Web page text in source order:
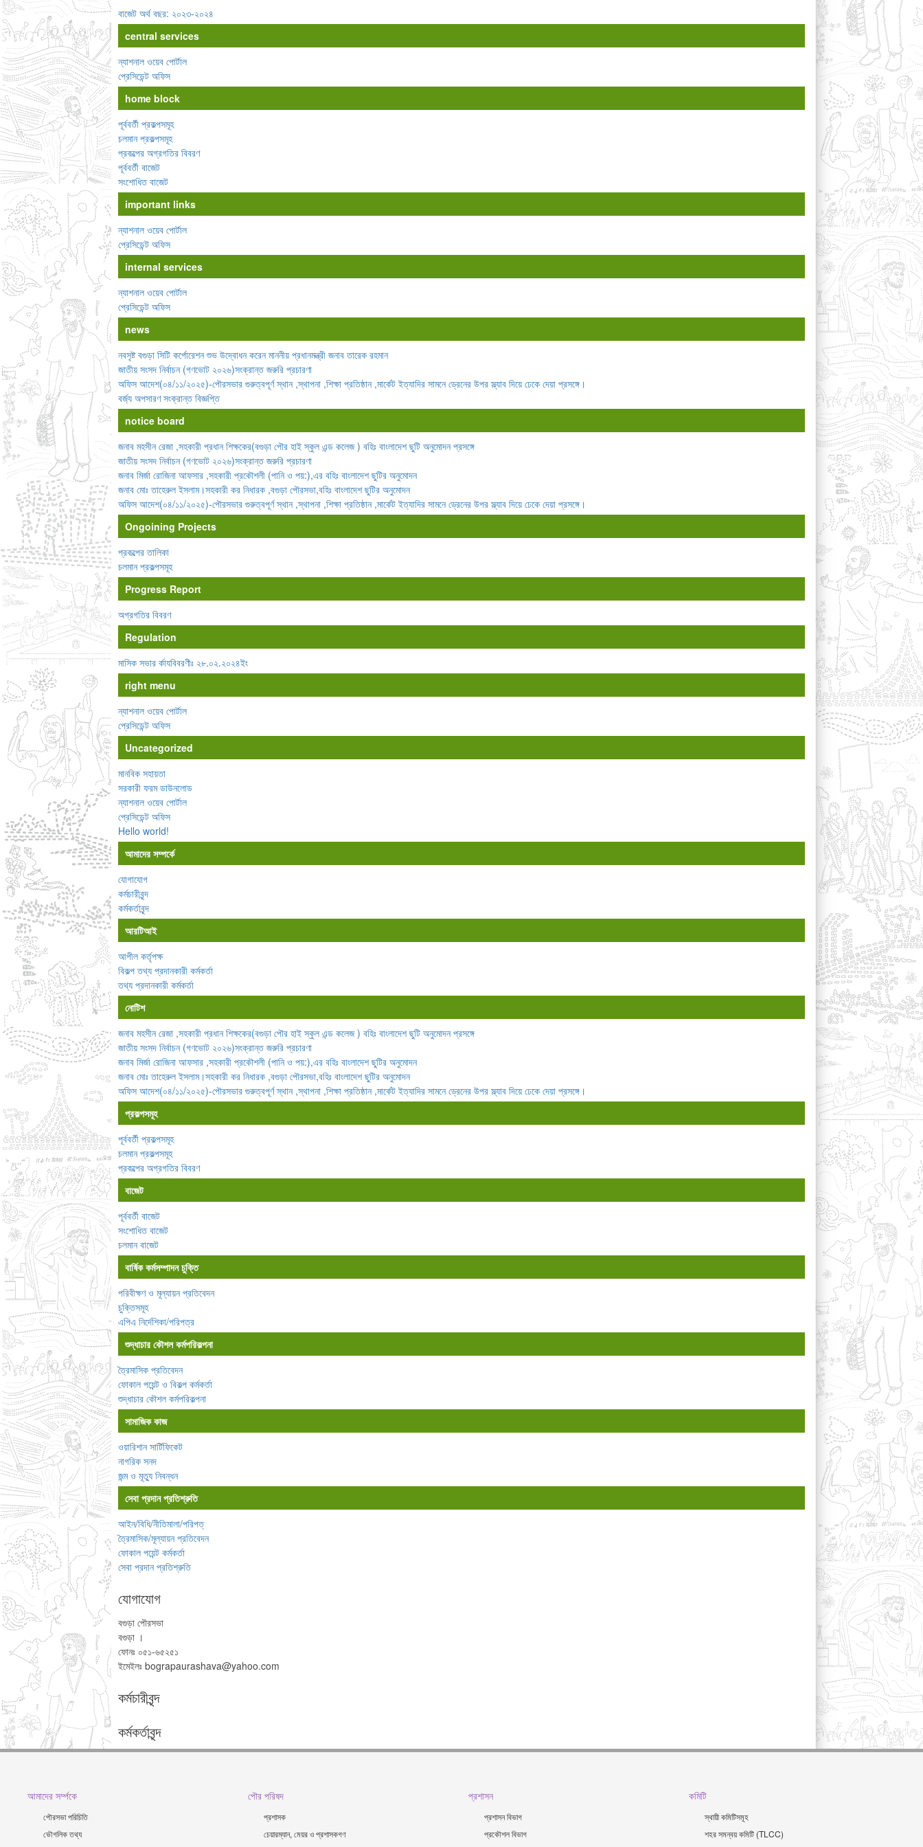
বাজেট অর্থ বছর: ২০২৩-২০২৪
central services
ন্যাশনাল ওয়েব পোর্টাল
প্রেসিডেন্ট অফিস
home block
পূর্ববর্তী প্রকল্পসমূহ
চলমান প্রকল্পসমূহ
প্রকল্পের অগ্রগতির বিবরণ
পূর্ববর্তী বাজেট
সংশোধিত বাজেট
important links
ন্যাশনাল ওয়েব পোর্টাল
প্রেসিডেন্ট অফিস
internal services
ন্যাশনাল ওয়েব পোর্টাল
প্রেসিডেন্ট অফিস
news
নবসৃষ্ট বগুড়া সিটি কর্পোরেশন শুভ উদ্বোধন করেন মাননীয় প্রধানমন্ত্রী জনাব তারেক রহমান
জাতীয় সংসদ নির্বাচন (গণভোট ২০২৬)সংক্রান্ত জরুরি প্রচারণা
অফিস আদেশ(০৪/১১/২০২৫)-পৌরসভার গুরুত্বপূর্ণ স্থান ,স্থাপনা ,শিক্ষা প্রতিষ্ঠান ,মার্কেট ইত্যাদির সামনে ড্রেনের উপর স্ল্যাব দিয়ে ঢেকে দেয়া প্রসঙ্গে।
বর্জ্য অপসারণ সংক্রান্ত বিজ্ঞপ্তি
notice board
জনাব মহসীন রেজা ,সহকারী প্রধান শিক্ষকের(বগুড়া পৌর হাই স্কুল এন্ড কলেজ ) বহিঃ বাংলাদেশ ছুটি অনুমোদন প্রসঙ্গে
জাতীয় সংসদ নির্বাচন (গণভোট ২০২৬)সংক্রান্ত জরুরি প্রচারণা
জনাব মির্জা রোজিনা আফসার ,সহকারী প্রকৌশলী (পানি ও পয়:),এর বহিঃ বাংলাদেশ ছুটির অনুমোদন
জনাব মোঃ তাহেরুল ইসলাম।সহকারী কর নিধারক ,বগুড়া পৌরসভা,বহিঃ বাংলাদেশ ছুটির অনুমোদন
অফিস আদেশ(০৪/১১/২০২৫)-পৌরসভার গুরুত্বপূর্ণ স্থান ,স্থাপনা ,শিক্ষা প্রতিষ্ঠান ,মার্কেট ইত্যাদির সামনে ড্রেনের উপর স্ল্যাব দিয়ে ঢেকে দেয়া প্রসঙ্গে।
Ongoining Projects
প্রকল্পের তালিকা
চলমান প্রকল্পসমূহ
Progress Report
অগ্রগতির বিবরণ
Regulation
মাসিক সভার র্কাযবিবরণীঃ ২৮.০২.২০২৪ইং
right menu
ন্যাশনাল ওয়েব পোর্টাল
প্রেসিডেন্ট অফিস
Uncategorized
মানবিক সহায়তা
সরকারী ফরম ডাউনলোড
ন্যাশনাল ওয়েব পোর্টাল
প্রেসিডেন্ট অফিস
Hello world!
আমাদের সম্পর্কে
যোগাযোগ
কর্মচারীবৃন্দ
কর্মকর্তাবৃন্দ
আরটিআই
আপীল কর্তৃপক্ষ
বিকল্প তথ্য প্রদানকারী কর্মকর্তা
তথ্য প্রদানকারী কর্মকর্তা
নোটিশ
জনাব মহসীন রেজা ,সহকারী প্রধান শিক্ষকের(বগুড়া পৌর হাই স্কুল এন্ড কলেজ ) বহিঃ বাংলাদেশ ছুটি অনুমোদন প্রসঙ্গে
জাতীয় সংসদ নির্বাচন (গণভোট ২০২৬)সংক্রান্ত জরুরি প্রচারণা
জনাব মির্জা রোজিনা আফসার ,সহকারী প্রকৌশলী (পানি ও পয়:),এর বহিঃ বাংলাদেশ ছুটির অনুমোদন
জনাব মোঃ তাহেরুল ইসলাম।সহকারী কর নিধারক ,বগুড়া পৌরসভা,বহিঃ বাংলাদেশ ছুটির অনুমোদন
অফিস আদেশ(০৪/১১/২০২৫)-পৌরসভার গুরুত্বপূর্ণ স্থান ,স্থাপনা ,শিক্ষা প্রতিষ্ঠান ,মার্কেট ইত্যাদির সামনে ড্রেনের উপর স্ল্যাব দিয়ে ঢেকে দেয়া প্রসঙ্গে।
প্রকল্পসমূহ
পূর্ববর্তী প্রকল্পসমূহ
চলমান প্রকল্পসমূহ
প্রকল্পের অগ্রগতির বিবরণ
বাজেট
পূর্ববর্তী বাজেট
সংশোধিত বাজেট
চলমান বাজেট
বার্ষিক কর্মসম্পাদন চুক্তি
পরিবীক্ষণ ও মূল্যায়ন প্রতিবেদন
চুক্তিসমূহ
এপিএ নির্দেশিকা/পরিপত্র
শুদ্ধাচার কৌশল কর্মপরিকল্পনা
ত্রৈমাসিক প্রতিবেদন
ফোকাল পয়েন্ট ও বিকল্প কর্মকর্তা
শুদ্ধাচার কৌশল কর্মপরিকল্পনা
সামাজিক কাজ
ওয়ারিশান সার্টিফিকেট
নাগরিক সনদ
জন্ম ও মূত্যু নিবন্ধন
সেবা প্রদান প্রতিশ্রুতি
আইন/বিধি/নীতিমালা/পরিপত্
ত্রৈমাসিক/মূল্যায়ন প্রতিবেদন
ফোকাল পয়েন্ট কর্মকর্তা
সেবা প্রদান প্রতিশ্রুতি
যোগাযোগ
বগুড়া পৌরসভা
বগুড়া ।
ফোনঃ ০৫১-৬৫২৫১
ইমেইলঃ bograpaurashava@yahoo.com
কর্মচারীবৃন্দ
কর্মকর্তাবৃন্দ
আমাদের সর্ম্পকে
পৌরসভা পরিচিতি
ভৌগলিক তথ্য
পৌর পরিষদ
প্রশাসক
চেয়ারম্যান, মেয়র ও প্রশাসকগণ
প্রশাসন
প্রশাসন বিভাগ
প্রকৌশল বিভাগ
কমিটি
স্থায়ী কমিটিসমূহ
শহর সমন্বয় কমিটি (TLCC)